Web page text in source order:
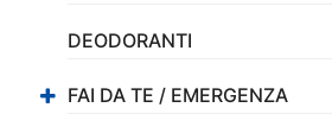
DEODORANTI
FAI DA TE / EMERGENZA